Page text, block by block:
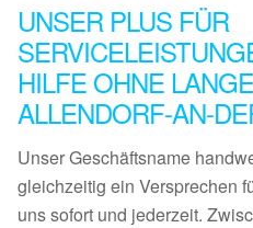
UNSER PLUS FÜR
HILFE OHNE
ALLENDORF-AN-
Unser Geschäftsname
gleichzeitig ein Versprechen
uns sofort und jederzeit.